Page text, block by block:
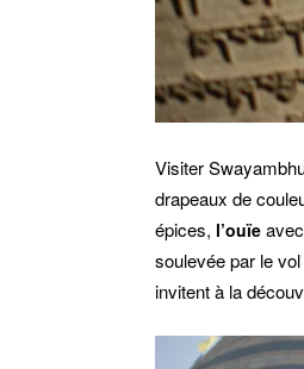
Visiter
drapeaux de
épices, l’ouïe
soulevée par le
invitent à la